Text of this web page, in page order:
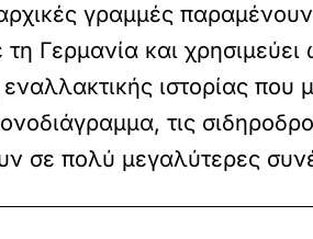
γραμμές
Γερμανία και
ιστορίας
τις
σε πολύ μεγαλύτερες